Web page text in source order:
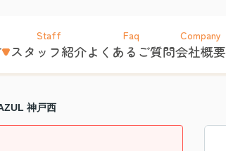
Staff
スタッフ紹介
Faq
よくあるご質問
Company
会社概要
神戸西